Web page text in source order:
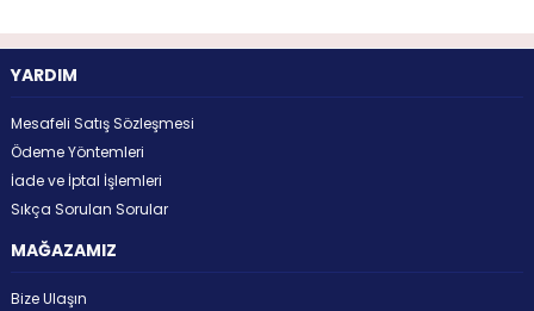
YARDIM
Mesafeli Satış Sözleşmesi
Ödeme Yöntemleri
İade ve İptal İşlemleri
Sıkça Sorulan Sorular
MAĞAZAMIZ
Bize Ulaşın